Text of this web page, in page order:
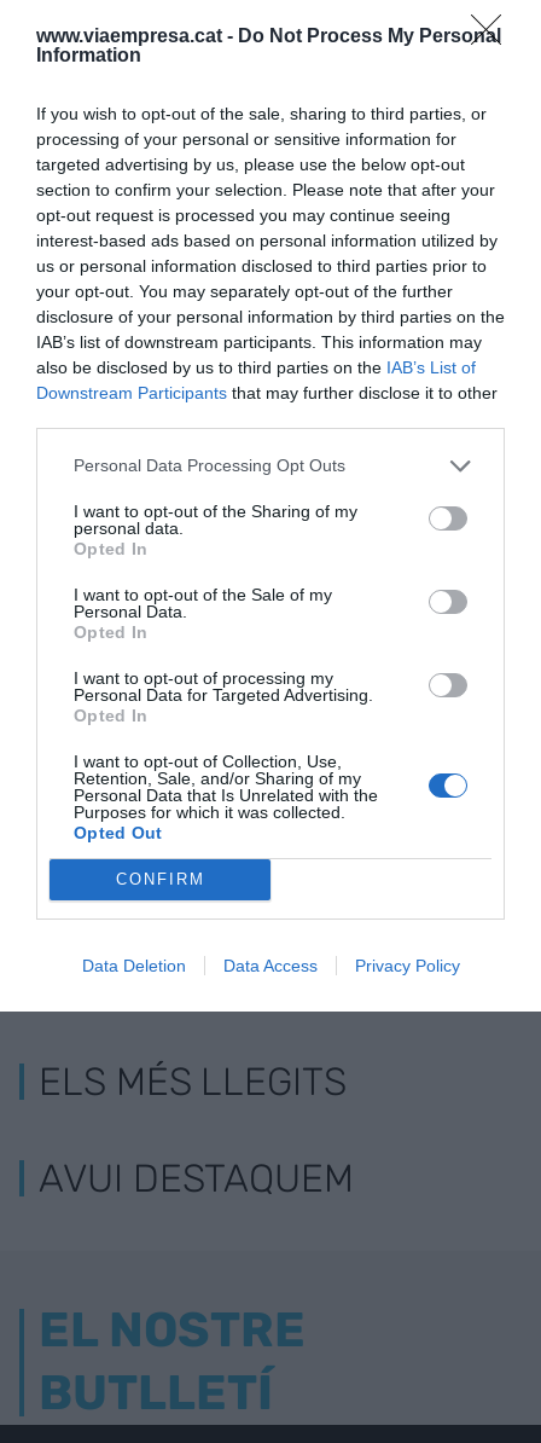
www.viaempresa.cat - Do Not Process My Personal
Information
If you wish to opt-out of the sale, sharing to third parties, or
processing of your personal or sensitive information for
targeted advertising by us, please use the below opt-out
section to confirm your selection. Please note that after your
opt-out request is processed you may continue seeing
interest-based ads based on personal information utilized by
us or personal information disclosed to third parties prior to
your opt-out. You may separately opt-out of the further
disclosure of your personal information by third parties on the
IAB’s list of downstream participants. This information may
also be disclosed by us to third parties on the IAB’s List of
Downstream Participants that may further disclose it to other
Personal Data Processing Opt Outs
I want to opt-out of the Sharing of my
personal data.
Opted In
I want to opt-out of the Sale of my
Personal Data.
Opted In
I want to opt-out of processing my
Personal Data for Targeted Advertising.
Opted In
I want to opt-out of Collection, Use,
Retention, Sale, and/or Sharing of my
Personal Data that Is Unrelated with the
Purposes for which it was collected.
Opted Out
CONFIRM
Data Deletion Data Access Privacy Policy
Google de forma gratuïta
Estigues informat amb les últimes notícies d'actualitat
ACTIVAR ARA
RELACIONADES
"Els governs
haurien de posar la
indústria al centre
de les polítiques
econòmiques"
Reindustrialitzar
Pacte Nacional per
a la Indústria al
compromís de país
silenciosa
ELS MÉS LLEGITS
AVUI DESTAQUEM
EL NOSTRE
BUTLLETÍ